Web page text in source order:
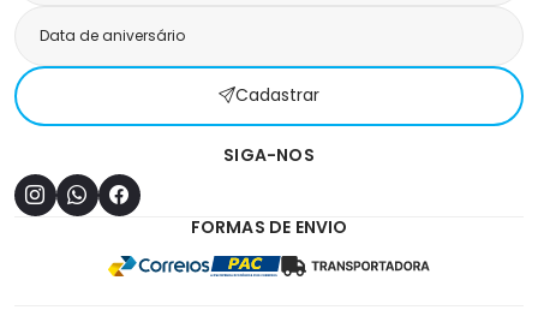
Cadastrar
SIGA-NOS
FORMAS DE ENVIO